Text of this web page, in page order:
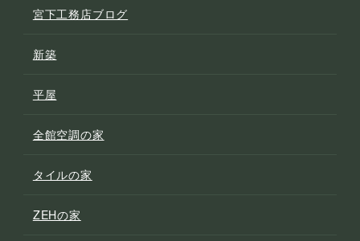
宮下工務店ブログ
新築
平屋
全館空調の家
タイルの家
ZEHの家